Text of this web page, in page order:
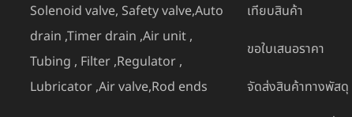
Solenoid valve, Safety valve,Auto
drain ,Timer drain ,Air unit ,
Tubing , Filter ,Regulator ,
Lubricator ,Air valve,Rod ends
เทียบสินค้า
ขอใบเสนอราคา
จัดส่งสินค้าทางพัสดุ